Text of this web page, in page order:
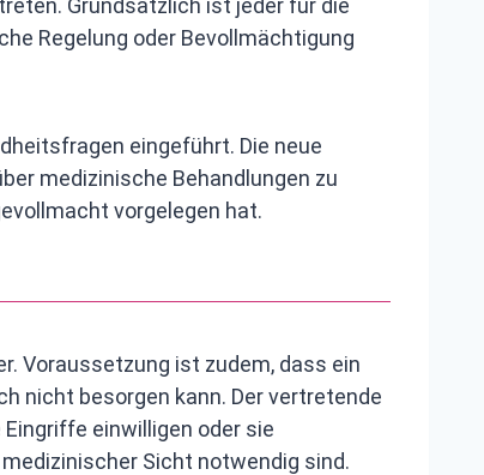
Grundsätzlich ist jeder für die
Regelung oder Bevollmächtigung
eingeführt. Die neue
medizinische Behandlungen zu
vorgelegen hat.
Voraussetzung ist zudem, dass ein
nicht besorgen kann. Der vertretende
einwilligen oder sie
Sicht notwendig sind.